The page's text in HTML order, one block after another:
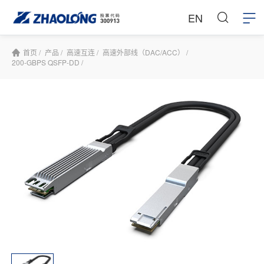
EN
首页 / 产品 / 高速互连 / 高速外部线（DAC/ACC） /
200-GBPS QSFP-DD /